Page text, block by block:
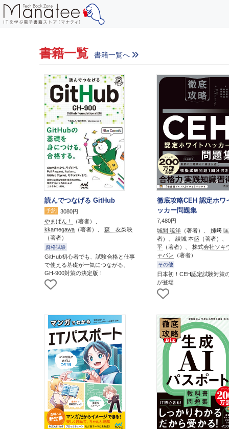
書籍一覧 書籍一覧へ
読んでつなげる GitHub
予約 3080円
やまぱん！
（著者）、
kkamegawa （著者）、 森 友梨映
（著者）
資格試験
GitHub初心者でも、試験合格と仕事
で使える基礎が一気につながる、
GH-900対策の決定版！
徹底攻略CEH 認定ホワ
ッカー問題集
7,480円
城間 暁洋 （著者）、 姉﨑
者）、 綾城 本盛 （著者）、
平 （著者）、 株式会社ソキ
ャパン （著者）
その他
日本初！CEH認定試験対策
が登場